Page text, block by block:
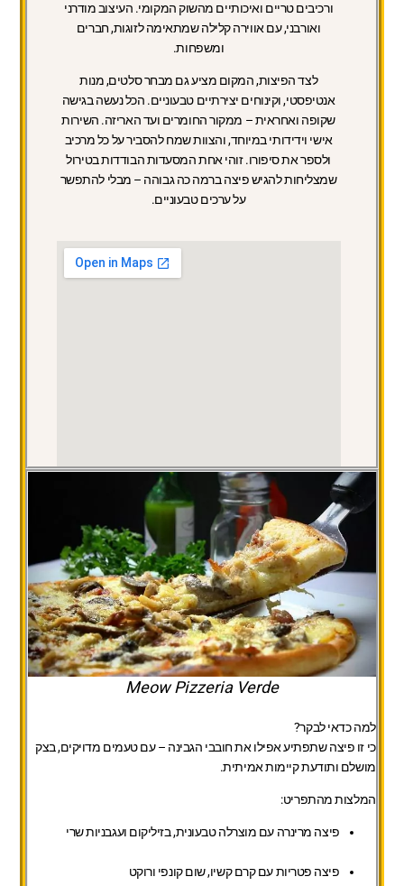
ורכיבים טריים ואיכותיים מהשוק המקומי. העיצוב מודרני
ואורבני, עם אווירה קלילה שמתאימה לזוגות, חברים
ומשפחות.
לצד הפיצות, המקום מציע גם מבחר סלטים, מנות
אנטיפסטי, וקינוחים יצירתיים טבעוניים. הכל נעשה בגישה
שקופה ואחראית – ממקור החומרים ועד האריזה. השירות
אישי וידידותי במיוחד, והצוות שמח להסביר על כל מרכיב
ולספר את סיפורו. זוהי אחת המסעדות הבודדות בטירול
שמצליחות להגיש פיצה ברמה כה גבוהה – מבלי להתפשר
על ערכים טבעוניים.
Meow Pizzeria Verde
למה כדאי לבקר?
כי זו פיצה שתפתיע אפילו את חובבי הגבינה – עם טעמים מדויקים, בצק
מושלם ותודעת קיימות אמיתית.
המלצות מהתפריט:
פיצה מרינרה עם מוצרלה טבעונית, בזיליקום ועגבניות שרי
פיצה פטריות עם קרם קשיו, שום קונפי ורוקט